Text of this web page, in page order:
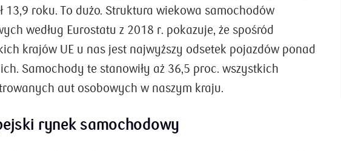
13,9 roku. To dużo. Struktura wiekowa samochodów
według Eurostatu z 2018 r. pokazuje, że spośród
krajów UE u nas jest najwyższy odsetek pojazdów ponad
Samochody te stanowiły aż 36,5 proc. wszystkich
aut osobowych w naszym kraju.
rynek samochodowy
(DT), czyli
która w swoim
i jego potrzeby. Czy
jest chwilowym
sprawdza się w
instytucji, jak PKO
Warto to wiedzieć, bo ta wiedza może
zaprocentować.
ZOBACZ SZCZEGÓŁY